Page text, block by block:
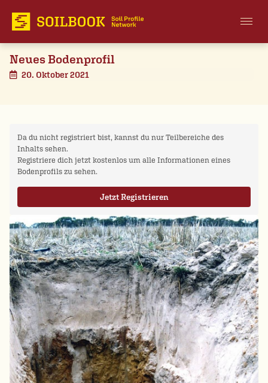
Neues Bodenprofil
20. Oktober 2021
Da du nicht registriert bist, kannst du nur Teilbereiche des
Inhalts sehen.
Registriere dich jetzt kostenlos um alle Informationen eines
Bodenprofils zu sehen.
Jetzt Registrieren